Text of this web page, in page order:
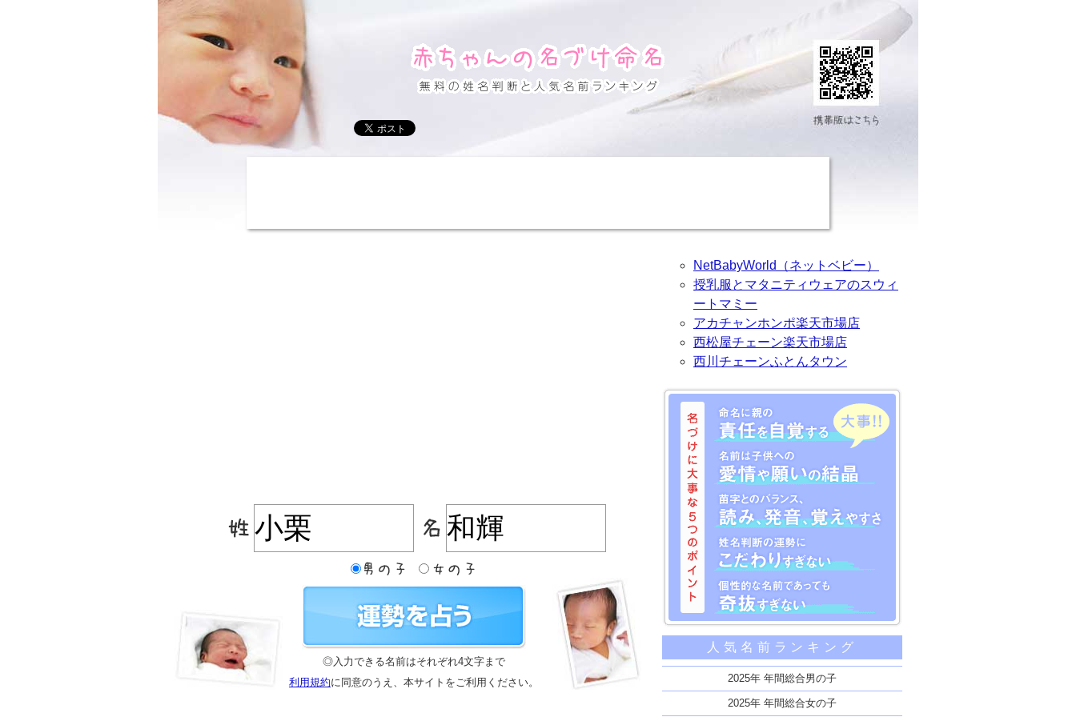
◎入力できる名前はそれぞれ4文字まで
利用規約に同意のうえ、本サイトをご利用ください。
NetBabyWorld（ネットベビー）
授乳服とマタニティウェアのスウィ
ートマミー
アカチャンホンポ楽天市場店
西松屋チェーン楽天市場店
西川チェーンふとんタウン
名づけに大事な5つのポイント
命名に親の責任を自覚する
名前は子供への愛情や願いの結晶
苗字とのバランス、読み、発音、覚えやすさ
姓名判断の運勢にこだわりすぎない
人気名前ランキング
2025年 年間総合男の子
2025年 年間総合女の子